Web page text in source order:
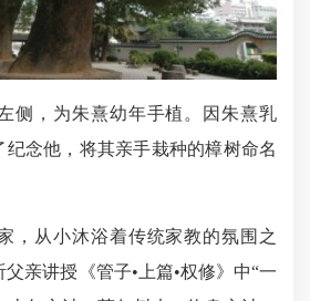
侧，为朱熹幼年手植。因朱熹乳
纪念他，将其亲手栽种的樟树命名
，从小沐浴着传统家教的氛围之
亲讲授《管子•上篇•权修》中“一